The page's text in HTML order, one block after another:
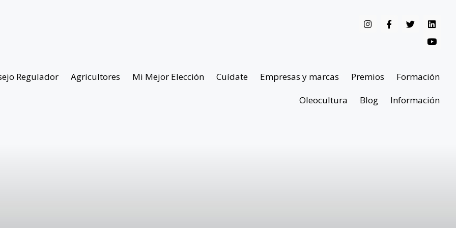
Regulador Agricultores Mi Mejor Elección Cuídate Empresas y marcas Premios
Formación
Oleocultura
Blog Información